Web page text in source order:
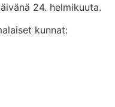
24. helmikuuta.
kunnat: